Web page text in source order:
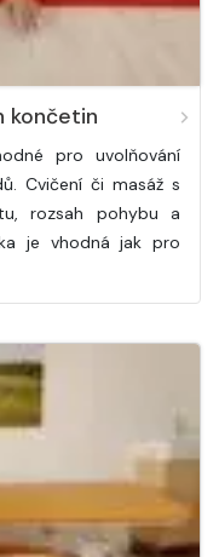
končetin
pro uvolňování
Cvičení či masáž s
rozsah pohybu a
je vhodná jak pro